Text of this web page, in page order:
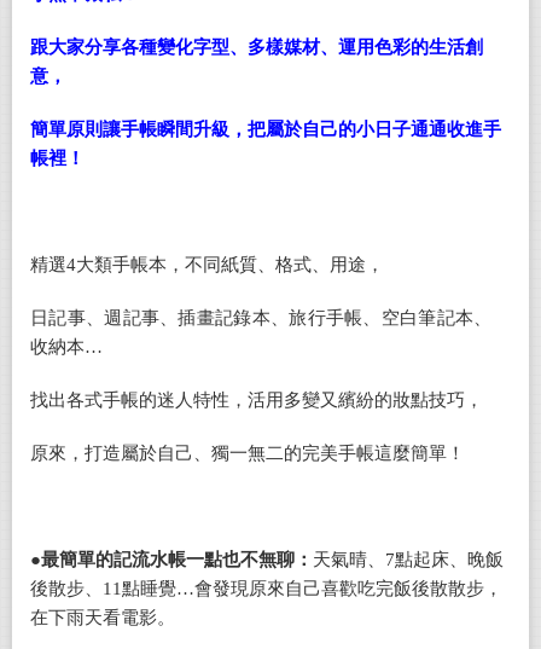
跟大家分享各種變化字型、多樣媒材、運用色彩的生活創
意，
簡單原則讓手帳瞬間升級，把屬於自己的小日子通通收進手
帳裡！
精選4大類手帳本，不同紙質、格式、用途，
日記事、週記事、插畫記錄本、旅行手帳、空白筆記本、
收納本…
找出各式手帳的迷人特性，活用多變又繽紛的妝點技巧，
原來，打造屬於自己、獨一無二的完美手帳這麼簡單！
●最簡單的記流水帳一點也不無聊： 天氣晴、 7點起床、晚飯
後散步、 11點睡覺…會發現原來自己喜歡吃完飯後散散步，
在下雨天看電影。